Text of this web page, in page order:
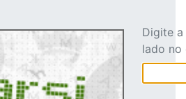
Digite
lado no